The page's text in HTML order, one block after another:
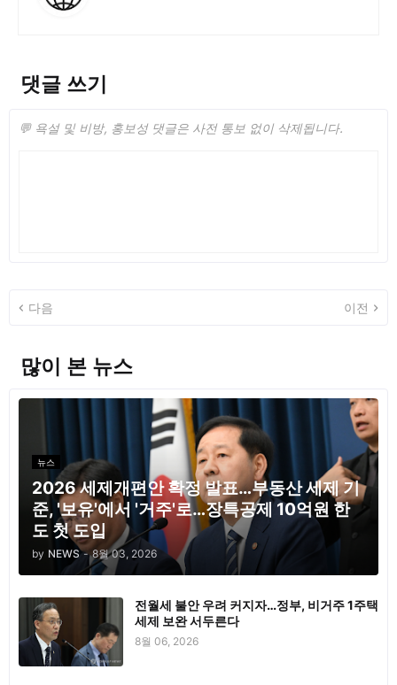
댓글 쓰기
💬 욕설 및 비방, 홍보성 댓글은 사전 통보 없이 삭제됩니다.
다음 이전
많이 본 뉴스
뉴스
2026 세제개편안 확정 발표…부동산 세제 기
준, '보유'에서 '거주'로…장특공제 10억원 한
도 첫 도입
by NEWS - 8월 03, 2026
전월세 불안 우려 커지자…정부, 비거주 1주택
세제 보완 서두른다
8월 06, 2026